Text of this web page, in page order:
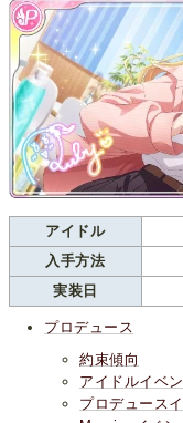
アイドル
入手方法
実装日
プロデュース
約束傾向
アイドルイベ
プロデュース